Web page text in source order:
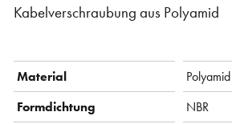
Kabelverschraubung aus Polyamid
Material
Formdichtung
NBR